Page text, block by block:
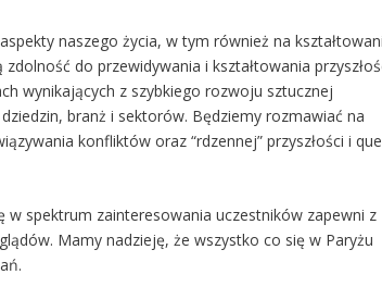
naszego życia, w tym również na
do przewidywania i kształtowania
wynikających z szybkiego rozwoju sztucznej
branż i sektorów. Będziemy rozmawiać na
konfliktów oraz “rdzennej” przyszłości i
spektrum zainteresowania uczestników zapewni z
Mamy nadzieję, że wszystko co się w Paryżu